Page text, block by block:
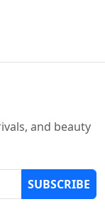
and beauty
SUBSCRIBE